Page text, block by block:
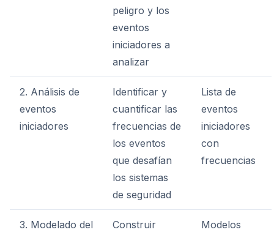
peligro y los
eventos
iniciadores a
analizar
2. Análisis de
eventos
iniciadores
Identificar y
cuantificar las
frecuencias de
los eventos
que desafían
los sistemas
de seguridad
Lista de
eventos
iniciadores
con
frecuencias
3. Modelado del
Construir
Modelos